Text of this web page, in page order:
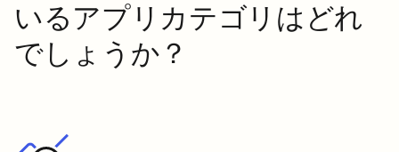
いるアプリカテゴリはどれ
でしょうか？